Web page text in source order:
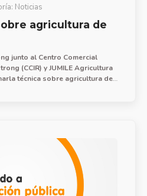
Noticias
agricultura de
junto al Centro Comercial
(CCIR) y JUMILE Agricultura
técnica sobre agricultura de